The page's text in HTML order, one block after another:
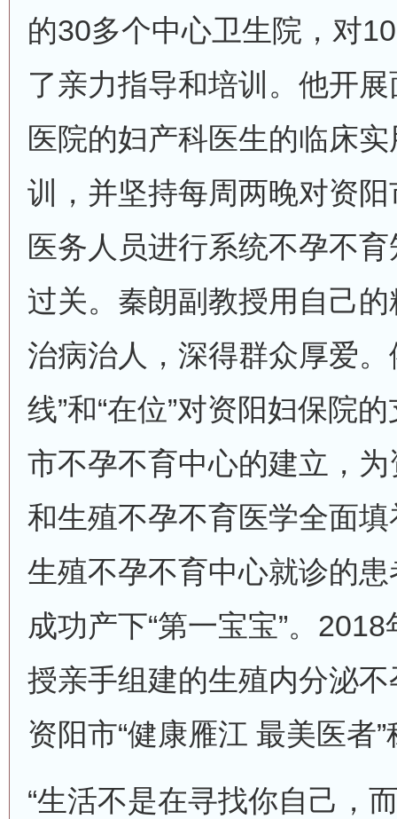
的30多个中心卫生院，对
了亲力指导和培训。他开
医院的妇产科医生的临床
训，并坚持每周两晚对资
医务人员进行系统不孕不
过关。秦朗副教授用自己
治病治人，深得群众厚爱。
线”和“在位”对资阳妇保院
市不孕不育中心的建立，
和生殖不孕不育医学全面
生殖不孕不育中心就诊的
成功产下“第一宝宝”。
授亲手组建的生殖内分泌
资阳市“健康雁江 最美医者
“生活不是在寻找你自己，